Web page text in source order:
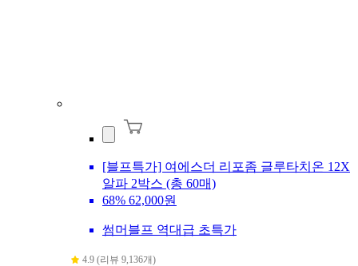
[블프특가] 여에스더 리포좀 글루타치온 12X
알파 2박스 (총 60매)
68% 62,000원
썸머블프 역대급 초특가
4.9 (리뷰 9,136개)